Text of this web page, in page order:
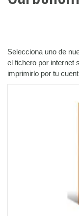
Selecciona uno de
el fichero por internet
imprimirlo por tu